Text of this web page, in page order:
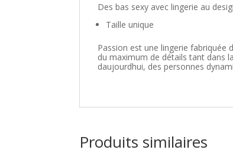
Des bas sexy avec lingerie au
Taille unique
Passion est une lingerie fabriquée
du maximum de détails tant dans
daujourdhui, des personnes
Produits similaires